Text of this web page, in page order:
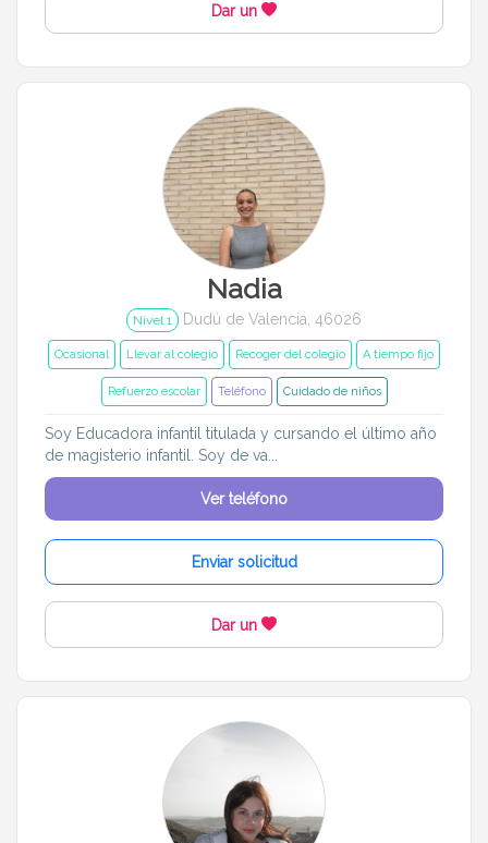
Dar un
Nadia
Nivel 1 Dudú de Valencia, 46026
Ocasional Llevar al colegio Recoger del colegio A tiempo fijo
Refuerzo escolar Teléfono Cuidado de niños
Soy Educadora infantil titulada y cursando el último año
de magisterio infantil. Soy de va...
Ver teléfono
Enviar solicitud
Dar un